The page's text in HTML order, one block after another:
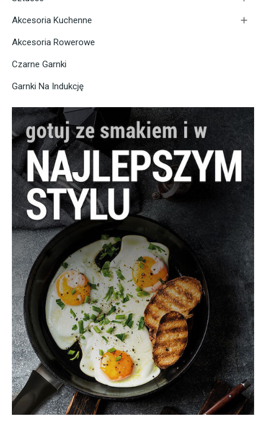
Akcesoria Kuchenne 
Akcesoria Rowerowe
Czarne Garnki
Garnki Na Indukcję